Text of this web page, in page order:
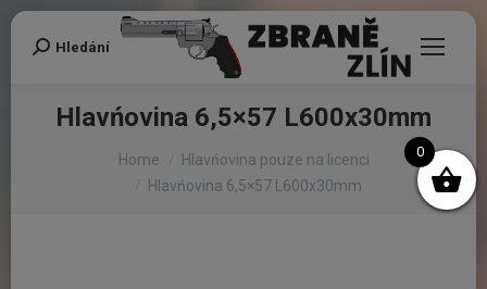
Search:
Hledání
Hlavńovina 6,5×57 L600x30mm
You are here:Home
Hlavńovina pouze na licenci
Hlavńovina 6,5×57 L600x30mm
0